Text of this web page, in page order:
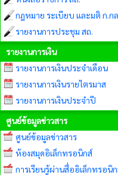
กฎหมาย ระเบียบ และมติ ก.ก
รายงานการประชุม สถ.
รายงานการเงิน
รายงานการเงินประจำเดือน
รายงานการเงินรายไตรมาส
รายงานการเงินประจำปี
ศูนย์ข้อมูลข่าวสาร
ศูนย์ข้อมูลข่าวสาร
ห้องสมุดอิเล็กทรอนิกส์
การเรียนรู้ผ่านสื่ออิเล็กทรอนิ